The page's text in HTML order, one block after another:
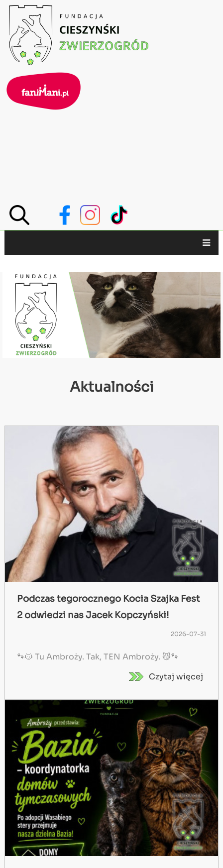
Przejdź
do
treści
nawigacja
Aktualności
Podczas tegorocznego Kocia Szajka Fest
2 odwiedzi nas Jacek Kopczyński!
2026-07-31
🐾😼 Tu Ambroży. Tak, TEN Ambroży. 😼🐾
Czytaj więcej